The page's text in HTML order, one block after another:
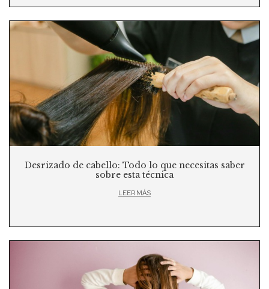
Desrizado de cabello: Todo lo que necesitas saber
sobre esta técnica
LEER MÁS